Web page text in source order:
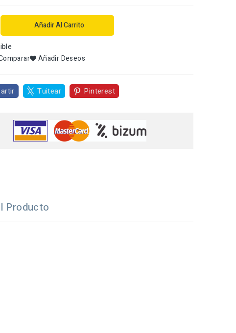
Añadir Al Carrito
Añadir Deseos
Tuitear Pinterest
Producto